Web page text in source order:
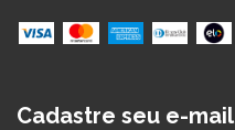
Cadastre seu e-mail